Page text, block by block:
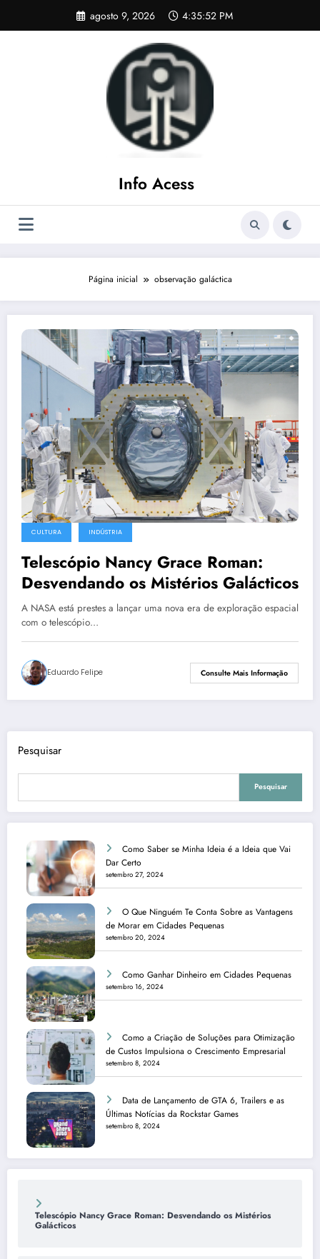
o
agosto 9, 2026 4:35:52 PM
Info Acess
Página inicial observação galáctica
CULTURA INDÚSTRIA
Telescópio Nancy Grace Roman:
Desvendando os Mistérios Galácticos
A NASA está prestes a lançar uma nova era de exploração espacial
com o telescópio…
Eduardo Felipe Consulte Mais Informação
Pesquisar
Pesquisar
Como Saber se Minha Ideia é a Ideia que Vai
Dar Certo
setembro 27, 2024
O Que Ninguém Te Conta Sobre as Vantagens
de Morar em Cidades Pequenas
setembro 20, 2024
Como Ganhar Dinheiro em Cidades Pequenas
setembro 16, 2024
Como a Criação de Soluções para Otimização
de Custos Impulsiona o Crescimento Empresarial
setembro 8, 2024
Data de Lançamento de GTA 6, Trailers e as
Últimas Notícias da Rockstar Games
setembro 8, 2024
Telescópio Nancy Grace Roman: Desvendando os Mistérios
Galácticos